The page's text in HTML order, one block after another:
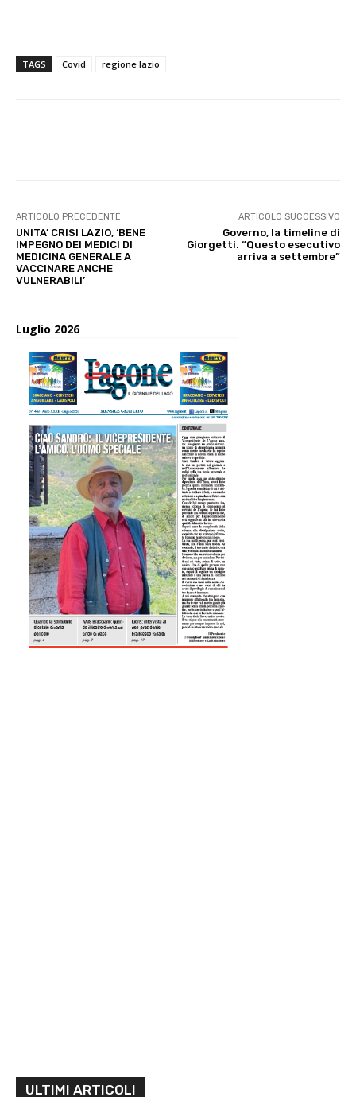
TAGS Covid regione lazio
ARTICOLO PRECEDENTE
UNITA’ CRISI LAZIO, ‘BENE
IMPEGNO DEI MEDICI DI
MEDICINA GENERALE A
VACCINARE ANCHE
VULNERABILI’
ARTICOLO SUCCESSIVO
Governo, la timeline di
Giorgetti. “Questo esecutivo
arriva a settembre”
Luglio 2026
ULTIMI ARTICOLI